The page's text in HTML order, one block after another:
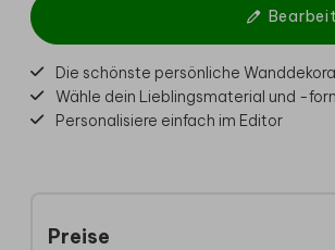
Die schönste persönliche
Wähle dein Lieblingsmaterial und -
Personalisiere einfach im Editor
Preise